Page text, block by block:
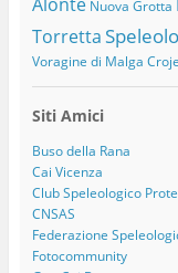
Nuova Grotta
Torretta
Voragine di Malga
Siti Amici
Buso della Rana
Cai Vicenza
Club Speleologico
CNSAS
Federazione
Fotocommunity